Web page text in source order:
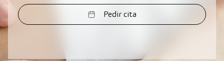
Pedir cita